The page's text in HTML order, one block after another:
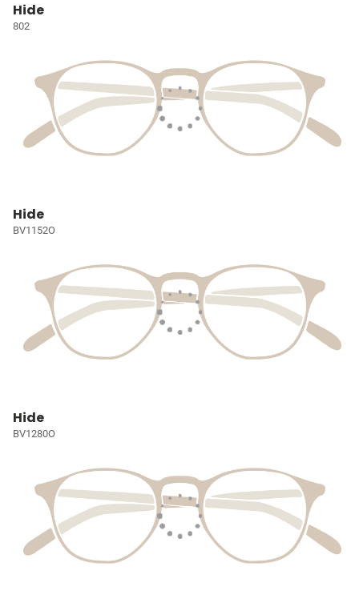
Hide
802
Hide
BV1152O
Hide
BV1280O